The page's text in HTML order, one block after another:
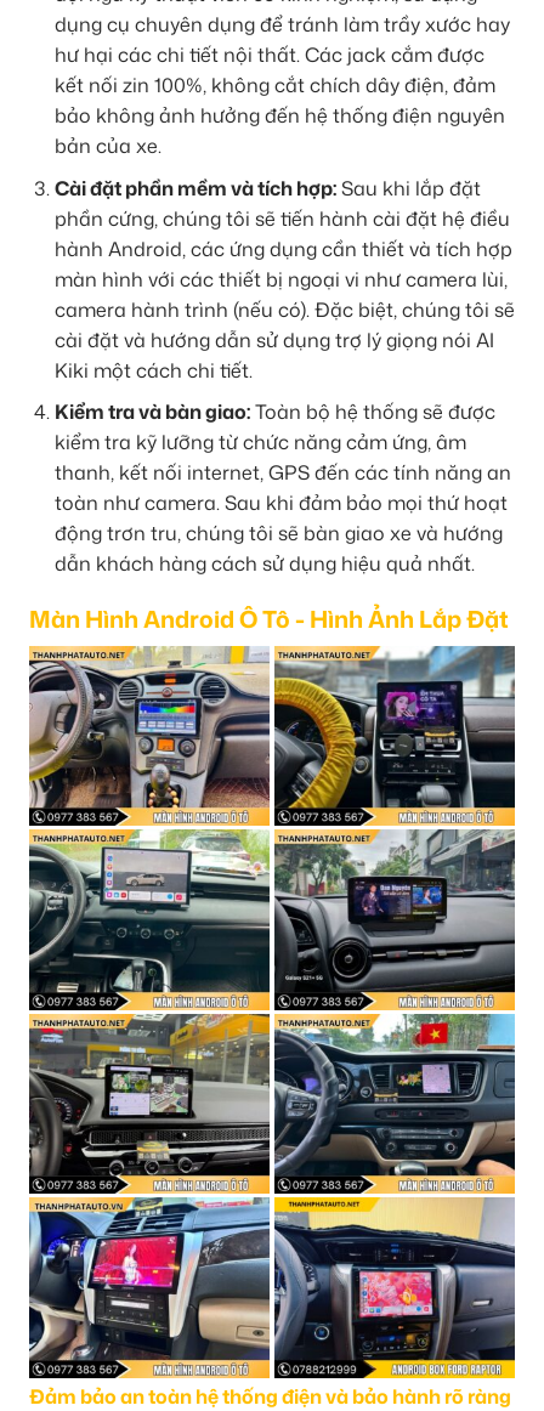
dụng cụ chuyên dụng để tránh làm trầy xước hay
hư hại các chi tiết nội thất. Các jack cắm được
kết nối zin 100%, không cắt chích dây điện, đảm
bảo không ảnh hưởng đến hệ thống điện nguyên
bản của xe.
Cài đặt phần mềm và tích hợp:Sau khi lắp đặt
phần cứng, chúng tôi sẽ tiến hành cài đặt hệ điều
hành Android, các ứng dụng cần thiết và tích hợp
màn hình với các thiết bị ngoại vi như camera lùi,
camera hành trình (nếu có). Đặc biệt, chúng tôi sẽ
cài đặt và hướng dẫn sử dụng trợ lý giọng nói AI
Kiki một cách chi tiết.
Kiểm tra và bàn giao:Toàn bộ hệ thống sẽ được
kiểm tra kỹ lưỡng từ chức năng cảm ứng, âm
thanh, kết nối internet, GPS đến các tính năng an
toàn như camera. Sau khi đảm bảo mọi thứ hoạt
động trơn tru, chúng tôi sẽ bàn giao xe và hướng
dẫn khách hàng cách sử dụng hiệu quả nhất.
Màn Hình Android Ô Tô - Hình Ảnh Lắp Đặt
Đảm bảo an toàn hệ thống điện và bảo hành rõ ràng